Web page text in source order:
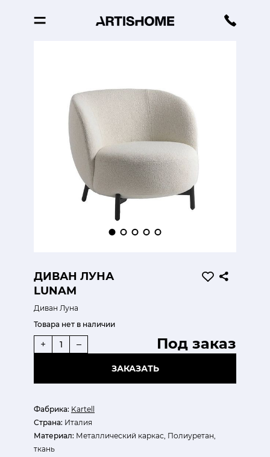
ДИВАН ЛУНА
LUNAM
Диван Луна
Фабрика: Kartell
Страна: Италия
Материал: Металлический каркас, Полиуретан,
ткань
Товара нет в наличии
Под заказ
+ –
ЗАКАЗАТЬ